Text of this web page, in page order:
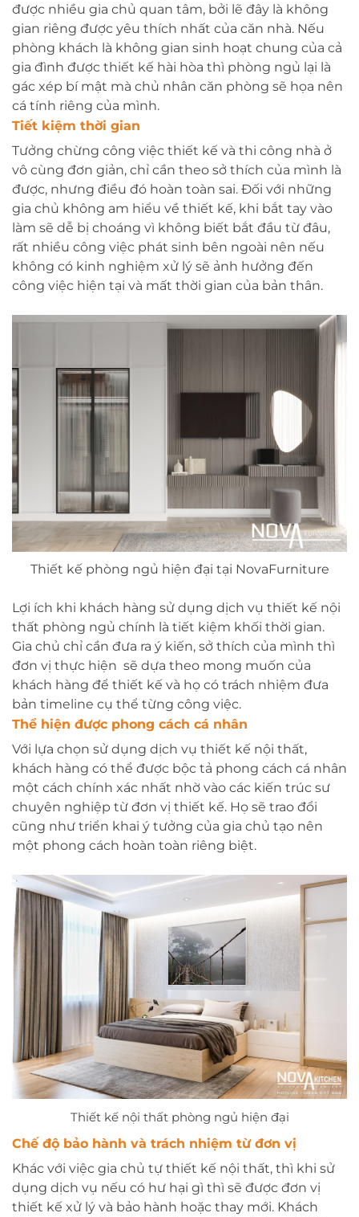
được nhiều gia chủ quan tâm, bởi lẽ đây là không
gian riêng được yêu thích nhất của căn nhà. Nếu
phòng khách là không gian sinh hoạt chung của cả
gia đình được thiết kế hài hòa thì phòng ngủ lại là
gác xép bí mật mà chủ nhân căn phòng sẽ họa nên
cá tính riêng của mình.
Tiết kiệm thời gian
Tưởng chừng công việc thiết kế và thi công nhà ở
vô cùng đơn giản, chỉ cần theo sở thích của mình là
được, nhưng điều đó hoàn toàn sai. Đối với những
gia chủ không am hiểu về thiết kế, khi bắt tay vào
làm sẽ dễ bị choáng vì không biết bắt đầu từ đâu,
rất nhiều công việc phát sinh bên ngoài nên nếu
không có kinh nghiệm xử lý sẽ ảnh hưởng đến
công việc hiện tại và mất thời gian của bản thân.
Thiết kế phòng ngủ hiện đại tại NovaFurniture
Lợi ích khi khách hàng sử dụng dịch vụ thiết kế nội
thất phòng ngủ chính là tiết kiệm khối thời gian.
Gia chủ chỉ cần đưa ra ý kiến, sở thích của mình thì
đơn vị thực hiện sẽ dựa theo mong muốn của
khách hàng để thiết kế và họ có trách nhiệm đưa
bản timeline cụ thể từng công việc.
Thể hiện được phong cách cá nhân
Với lựa chọn sử dụng dịch vụ thiết kế nội thất,
khách hàng có thể được bộc tả phong cách cá nhân
một cách chính xác nhất nhờ vào các kiến trúc sư
chuyên nghiệp từ đơn vị thiết kế. Họ sẽ trao đổi
cũng như triển khai ý tưởng của gia chủ tạo nên
một phong cách hoàn toàn riêng biệt.
Thiết kế nội thất phòng ngủ hiện đại
Chế độ bảo hành và trách nhiệm từ đơn vị
Khác với việc gia chủ tự thiết kế nội thất, thì khi sử
dụng dịch vụ nếu có hư hại gì thì sẽ được đơn vị
thiết kế xử lý và bảo hành hoặc thay mới. Khách